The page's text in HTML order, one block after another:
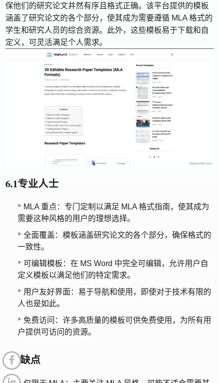
保他们的研究论文井然有序且格式正确。该平台提供的模板
涵盖了研究论文的各个部分，使其成为需要遵循 MLA 格式的
学生和研究人员的综合资源。此外，这些模板易于下载和自
定义，可灵活满足个人需求。
6.1专业人士
MLA 重点：专门定制以满足 MLA 格式指南，使其成为
需要这种风格的用户的理想选择。
全面覆盖：模板涵盖研究论文的各个部分，确保格式的
一致性。
可编辑模板：在 MS Word 中完全可编辑，允许用户自
定义模板以满足他们的特定需求。
用户友好界面：易于导航和使用，即使对于技术有限的
人也是如此。
免费访问：许多高质量的模板可供免费使用，为所有用
户提供可访问的资源。
6.2 缺点